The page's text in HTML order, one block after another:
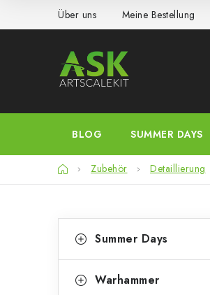
Über uns Meine Bestellung
BLOG SUMMER DAYS
StartseiteZubehör Detaillierung
eüberspringen
a
Summer Days
Warhammer